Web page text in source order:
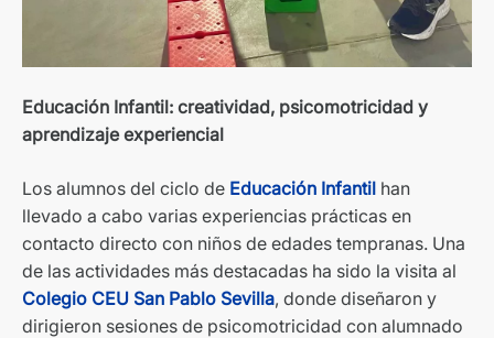
Educación Infantil: creatividad, psicomotricidad y
aprendizaje experiencial
Los alumnos del ciclo de Educación Infantil han
llevado a cabo varias experiencias prácticas en
contacto directo con niños de edades tempranas. Una
de las actividades más destacadas ha sido la visita al
Colegio CEU San Pablo Sevilla, donde diseñaron y
dirigieron sesiones de psicomotricidad con alumnado